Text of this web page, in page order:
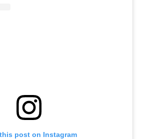
post on Instagram